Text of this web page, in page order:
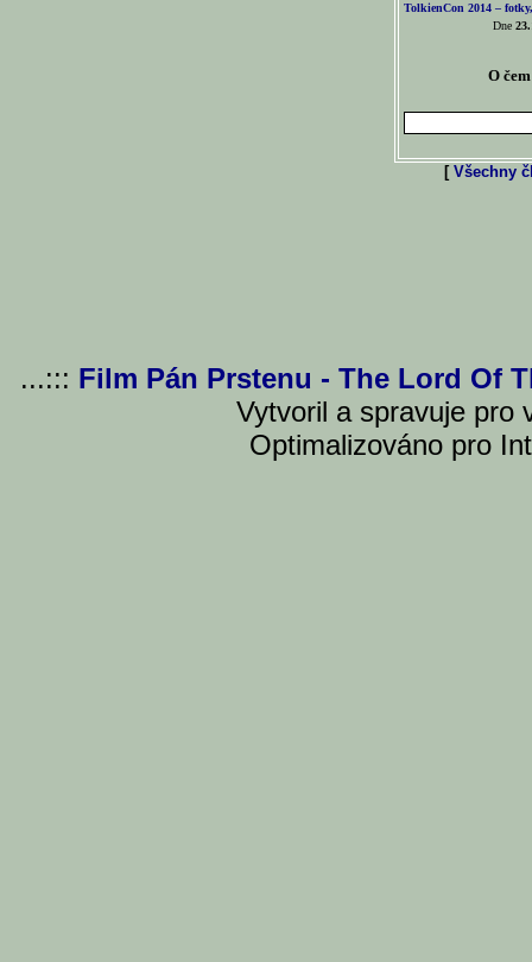
TolkienCon 2014 –
Dne
O
[ Všechny
...::: Film Pán Prstenu - The Lord Of
Vytvoril a spravuje pro
Optimalizováno pro